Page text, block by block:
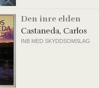
Den inre elden
Castaneda, Carlos
INB MED SKYDDSOMSLAG